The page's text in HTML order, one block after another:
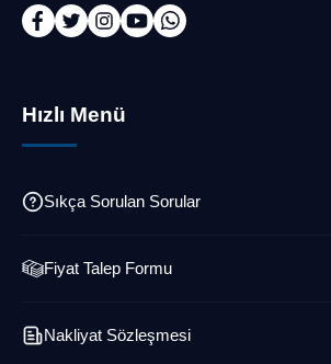
Hızlı Menü
Sıkça Sorulan Sorular
Fiyat Talep Formu
Nakliyat Sözleşmesi